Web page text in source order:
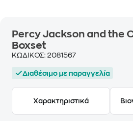
Percy Jackson and the
Boxset
ΚΩΔΙΚΟΣ: 2081567
Διαθέσιμο με παραγγελία
Χαρακτηριστικά